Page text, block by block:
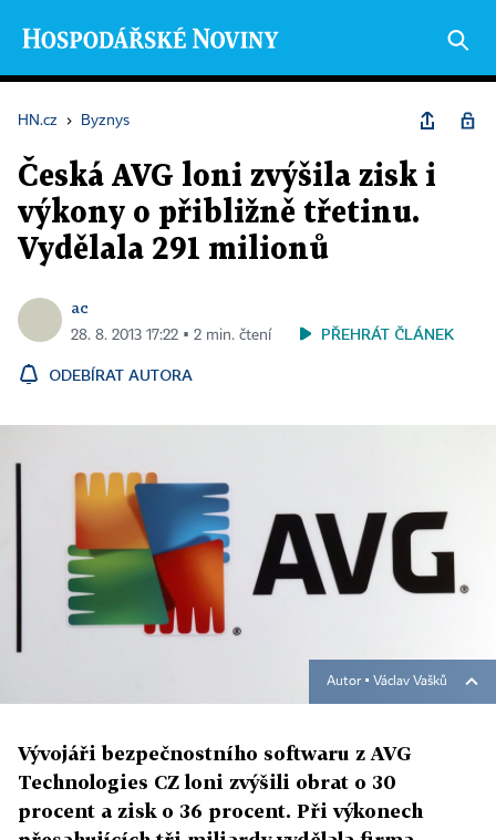
HN.cz › Byznys
Česká AVG loni zvýšila zisk i
výkony o přibližně třetinu.
Vydělala 291 milionů
ac
28. 8. 2013 17:22 ▪ 2 min. čtení PŘEHRÁT ČLÁNEK
ODEBÍRAT AUTORA
Autor ▪ Václav Vašků
Vývojáři bezpečnostního softwaru z AVG
Technologies CZ loni zvýšili obrat o 30
procent a zisk o 36 procent. Při výkonech